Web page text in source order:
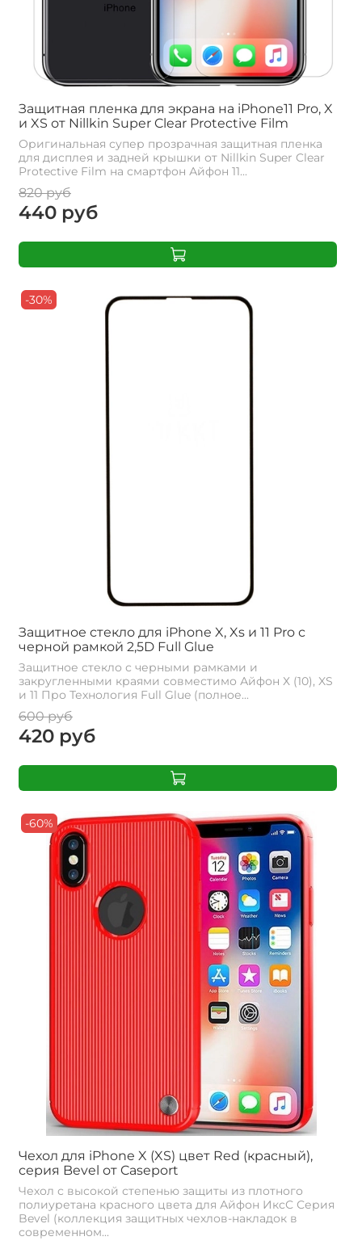
Защитная пленка для экрана на iPhone11 Pro, X
и XS от Nillkin Super Clear Protective Film
Оригинальная супер прозрачная защитная пленка
для дисплея и задней крышки от Nillkin Super Clear
Protective Film на смартфон Айфон 11...
820 руб
440 руб
-30%
Защитное стекло для iPhone X, Xs и 11 Pro с
черной рамкой 2,5D Full Glue
Защитное стекло с черными рамками и
закругленными краями совместимо Айфон Х (10), XS
и 11 Про Технология Full Glue (полное...
600 руб
420 руб
-60%
Чехол для iPhone X (XS) цвет Red (красный),
серия Bevel от Caseport
Чехол с высокой степенью защиты из плотного
полиуретана красного цвета для Айфон ИксС Серия
Bevel (коллекция защитных чехлов-накладок в
современном...